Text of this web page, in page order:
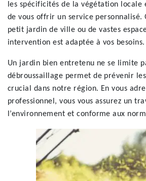
les spécificités de la végétation locale
de vous offrir un service personnalisé.
petit jardin de ville ou de vastes
intervention est adaptée à vos besoins.
Un jardin bien entretenu ne se limite
débroussaillage permet de prévenir
crucial dans notre région. En vous
professionnel, vous vous assurez un
l’environnement et conforme aux